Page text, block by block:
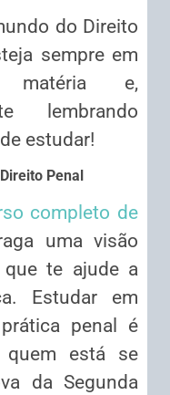
do Direito
sempre em
e,
lembrando
estudar!
Penal
completo de
uma visão
te ajude a
Estudar em
penal é
quem está se
da Segunda